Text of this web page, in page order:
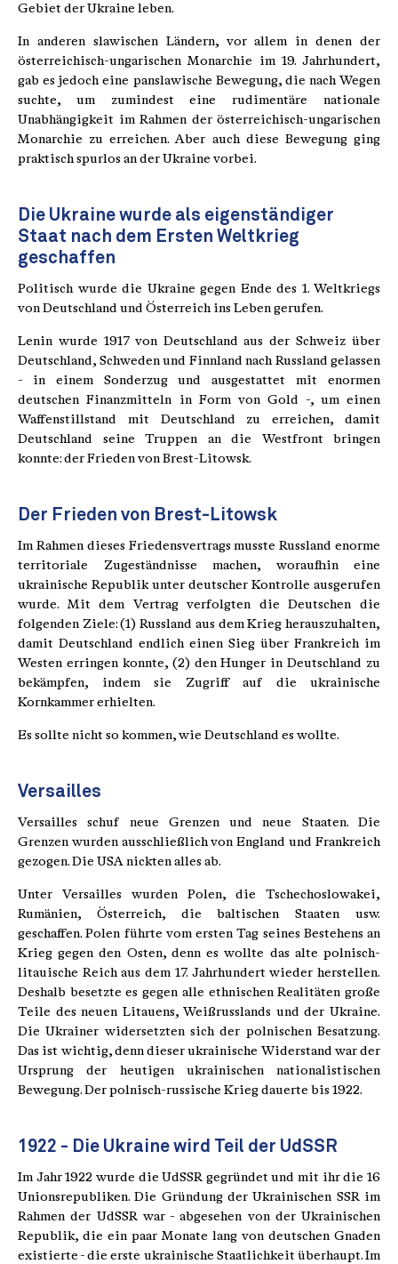
Gebiet der Ukraine leben.
In anderen slawischen Ländern, vor allem in denen der
österreichisch-ungarischen Monarchie im 19. Jahrhundert,
gab es jedoch eine panslawische Bewegung, die nach Wegen
suchte, um zumindest eine rudimentäre nationale
Unabhängigkeit im Rahmen der österreichisch-ungarischen
Monarchie zu erreichen. Aber auch diese Bewegung ging
praktisch spurlos an der Ukraine vorbei.
Die Ukraine wurde als eigenständiger
Staat nach dem Ersten Weltkrieg
geschaffen
Politisch wurde die Ukraine gegen Ende des 1. Weltkriegs
von Deutschland und Österreich ins Leben gerufen.
Lenin wurde 1917 von Deutschland aus der Schweiz über
Deutschland, Schweden und Finnland nach Russland gelassen
- in einem Sonderzug und ausgestattet mit enormen
deutschen Finanzmitteln in Form von Gold -, um einen
Waffenstillstand mit Deutschland zu erreichen, damit
Deutschland seine Truppen an die Westfront bringen
konnte: der Frieden von Brest-Litowsk.
Der Frieden von Brest-Litowsk
Im Rahmen dieses Friedensvertrags musste Russland enorme
territoriale Zugeständnisse machen, woraufhin eine
ukrainische Republik unter deutscher Kontrolle ausgerufen
wurde. Mit dem Vertrag verfolgten die Deutschen die
folgenden Ziele: (1) Russland aus dem Krieg herauszuhalten,
damit Deutschland endlich einen Sieg über Frankreich im
Westen erringen konnte, (2) den Hunger in Deutschland zu
bekämpfen, indem sie Zugriff auf die ukrainische
Kornkammer erhielten.
Es sollte nicht so kommen, wie Deutschland es wollte.
Versailles
Versailles schuf neue Grenzen und neue Staaten. Die
Grenzen wurden ausschließlich von England und Frankreich
gezogen. Die USA nickten alles ab.
Unter Versailles wurden Polen, die Tschechoslowakei,
Rumänien, Österreich, die baltischen Staaten usw.
geschaffen. Polen führte vom ersten Tag seines Bestehens an
Krieg gegen den Osten, denn es wollte das alte polnisch-
litauische Reich aus dem 17. Jahrhundert wieder herstellen.
Deshalb besetzte es gegen alle ethnischen Realitäten große
Teile des neuen Litauens, Weißrusslands und der Ukraine.
Die Ukrainer widersetzten sich der polnischen Besatzung.
Das ist wichtig, denn dieser ukrainische Widerstand war der
Ursprung der heutigen ukrainischen nationalistischen
Bewegung. Der polnisch-russische Krieg dauerte bis 1922.
1922 - Die Ukraine wird Teil der UdSSR
Im Jahr 1922 wurde die UdSSR gegründet und mit ihr die 16
Unionsrepubliken. Die Gründung der Ukrainischen SSR im
Rahmen der UdSSR war - abgesehen von der Ukrainischen
Republik, die ein paar Monate lang von deutschen Gnaden
existierte - die erste ukrainische Staatlichkeit überhaupt. Im